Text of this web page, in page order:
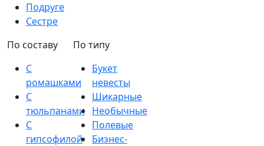
Подруге
Сестре
По составу
С
ромашками
С
тюльпанами
С
гипсофилой
По типу
Букет
невесты
Шикарные
Необычные
Полевые
Бизнес-